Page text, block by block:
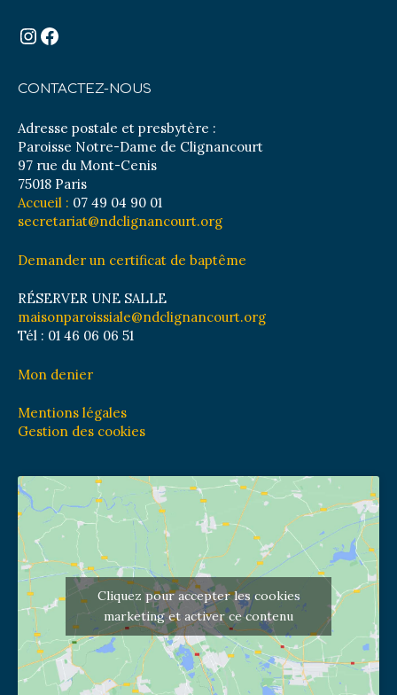
Instagram
Facebook
CONTACTEZ-NOUS
Adresse postale et presbytère :
Paroisse Notre-Dame de Clignancourt
97 rue du Mont-Cenis
75018 Paris
Accueil : 07 49 04 90 01
secretariat@ndclignancourt.org
Demander un certificat de baptême
RÉSERVER UNE SALLE
maisonparoissiale@ndclignancourt.org
Tél : 01 46 06 06 51
Mon denier
Mentions légales
Gestion des cookies
Cliquez pour accepter les cookies
marketing et activer ce contenu